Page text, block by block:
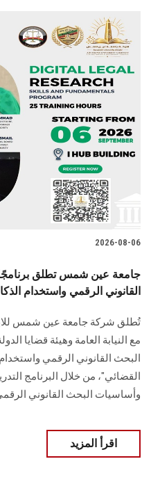
2026-08-06
جامعة عين شمس تطلق برنامجًا
القانوني الرقمي واستخدام
تُطلق شركة جامعة عين شمس
مع النيابة العامة وهيئة قضايا
البحث القانوني الرقمي
القضائي"، من خلال البرنامج
وأساسيات البحث القانوني
اقرأ المزيد